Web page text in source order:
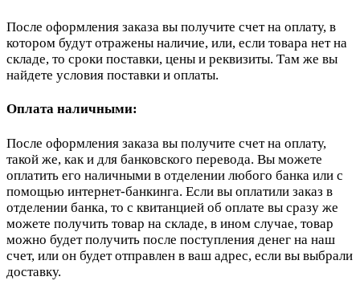
После оформления заказа вы получите счет на оплату, в
котором будут отражены наличие, или, если товара нет на
складе, то сроки поставки, цены и реквизиты. Там же вы
найдете условия поставки и оплаты.
Оплата наличными:
После оформления заказа вы получите счет на оплату,
такой же, как и для банковского перевода. Вы можете
оплатить его наличными в отделении любого банка или с
помощью интернет-банкинга. Если вы оплатили заказ в
отделении банка, то с квитанцией об оплате вы сразу же
можете получить товар на складе, в ином случае, товар
можно будет получить после поступления денег на наш
счет, или он будет отправлен в ваш адрес, если вы выбрали
доставку.